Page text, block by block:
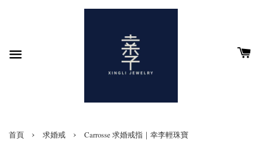
首頁 › 求婚戒 › Carrosse 求婚戒指｜幸李輕珠寶